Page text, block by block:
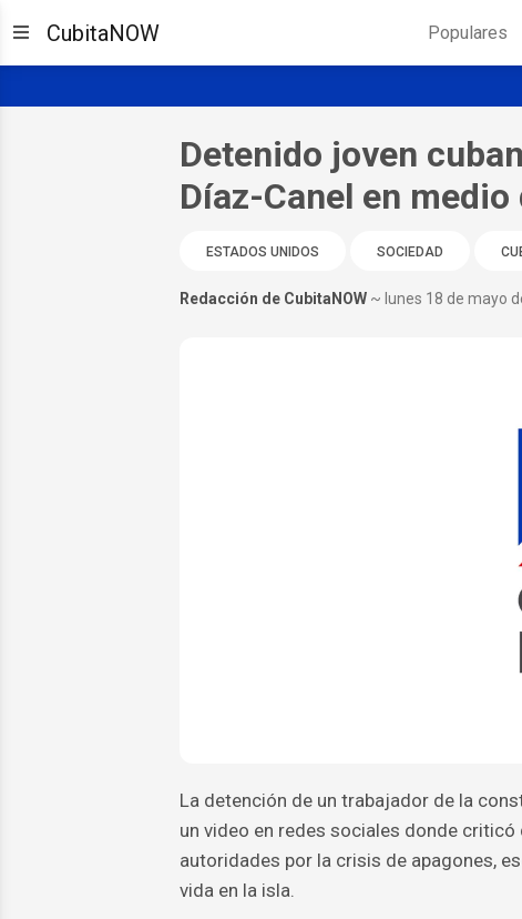
CubitaNOW Populares
Detenido joven
Díaz-Canel en
ESTADOS UNIDOS SOCIEDAD
Redacción de CubitaNOW ~ lunes 18 de mayo
La detención de un trabajador de la
un video en redes sociales donde
autoridades por la crisis de apagones,
vida en la isla.